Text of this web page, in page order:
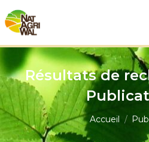
Résultats de
Vous êtes ici
Accueil